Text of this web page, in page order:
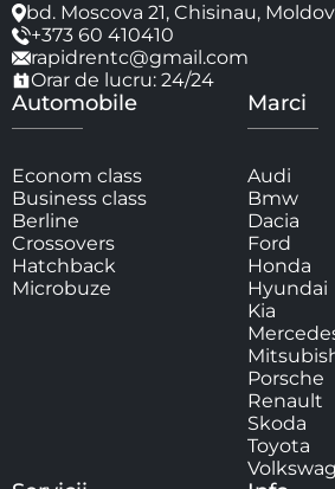
bd. Moscova 21, Chisinau,
+373 60 410410
rapidrentc@gmail.com
Orar de lucru: 24/24
Automobile
Econom class
Business class
Berline
Crossovers
Hatchback
Microbuze
Marci
Audi
Bmw
Dacia
Ford
Honda
Hyundai
Kia
Porsche
Renault
Skoda
Toyota